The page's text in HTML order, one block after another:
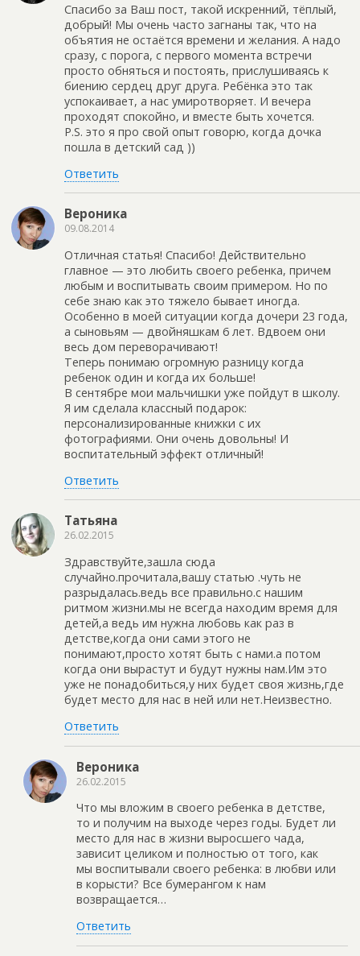
Спасибо за Ваш пост, такой искренний, тёплый,
добрый! Мы очень часто загнаны так, что на
объятия не остаётся времени и желания. А надо
сразу, с порога, с первого момента встречи
просто обняться и постоять, прислушиваясь к
биению сердец друг друга. Ребёнка это так
успокаивает, а нас умиротворяет. И вечера
проходят спокойно, и вместе быть хочется.
P.S. это я про свой опыт говорю, когда дочка
пошла в детский сад ))
Ответить
Вероника
09.08.2014
Отличная статья! Спасибо! Действительно
главное — это любить своего ребенка, причем
любым и воспитывать своим примером. Но по
себе знаю как это тяжело бывает иногда.
Особенно в моей ситуации когда дочери 23 года,
а сыновьям — двойняшкам 6 лет. Вдвоем они
весь дом переворачивают!
Теперь понимаю огромную разницу когда
ребенок один и когда их больше!
В сентябре мои мальчишки уже пойдут в школу.
Я им сделала классный подарок:
персонализированные книжки с их
фотографиями. Они очень довольны! И
воспитательный эффект отличный!
Ответить
Татьяна
26.02.2015
Здравствуйте,зашла сюда
случайно.прочитала,вашу статью .чуть не
разрыдалась.ведь все правильно.с нашим
ритмом жизни.мы не всегда находим время для
детей,а ведь им нужна любовь как раз в
детстве,когда они сами этого не
понимают,просто хотят быть с нами.а потом
когда они вырастут и будут нужны нам.Им это
уже не понадобиться,у них будет своя жизнь,где
будет место для нас в ней или нет.Неизвестно.
Ответить
Вероника
26.02.2015
Что мы вложим в своего ребенка в детстве,
то и получим на выходе через годы. Будет ли
место для нас в жизни выросшего чада,
зависит целиком и полностью от того, как
мы воспитывали своего ребенка: в любви или
в корысти? Все бумерангом к нам
возвращается…
Ответить